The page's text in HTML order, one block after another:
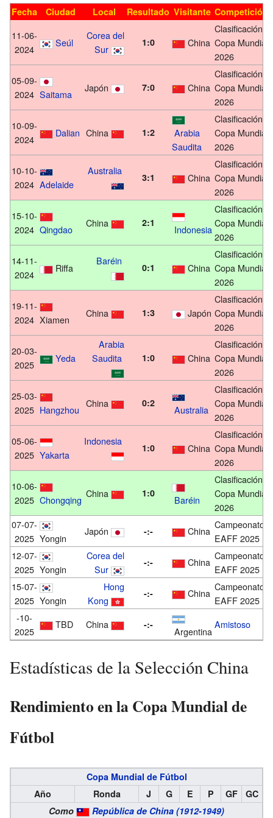
Fecha Ciudad Local Resultado Visitante Competición
11-06-
2024
Seúl
Corea del
Sur
1:0 China
Clasificación
Copa Mundial
2026
05-09-
2024 Saitama
Japón 7:0 China
Clasificación
Copa Mundial
2026
10-09-
2024
Dalian China 1:2
Arabia
Saudita
Clasificación
Copa Mundial
2026
10-10-
2024 Adelaide
Australia
3:1 China
Clasificación
Copa Mundial
2026
15-10-
2024 Qingdao
China 2:1
Indonesia
Clasificación
Copa Mundial
2026
14-11-
2024
Riffa
Baréin
0:1 China
Clasificación
Copa Mundial
2026
19-11-
2024 Xiamen
China 1:3 Japón
Clasificación
Copa Mundial
2026
20-03-
2025
Yeda
Arabia
Saudita
1:0 China
Clasificación
Copa Mundial
2026
25-03-
2025 Hangzhou
China 0:2
Australia
Clasificación
Copa Mundial
2026
05-06-
2025 Yakarta
Indonesia
1:0 China
Clasificación
Copa Mundial
2026
10-06-
2025 Chongqing
China 1:0
Baréin
Clasificación
Copa Mundial
2026
07-07-
2025 Yongin
Japón -:- China
Campeonato
EAFF 2025
12-07-
2025 Yongin
Corea del
Sur
-:- China
Campeonato
EAFF 2025
15-07-
2025 Yongin
Hong
Kong
-:- China
Campeonato
EAFF 2025
-10-
2025
TBD China -:-
Argentina
Amistoso
Estadísticas de la Selección China
Rendimiento en la Copa Mundial de
Fútbol
Copa Mundial de Fútbol
Año
Ronda J G E P GF
GC
Como
República de China (1912-1949)